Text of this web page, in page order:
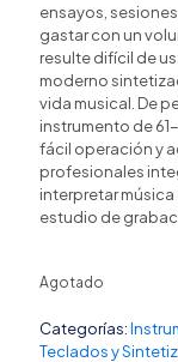
ensayos,
gastar con un
resulte difícil de
moderno
vida musical. De
instrumento de
fácil operación y
profesionales
interpretar música
estudio de
Agotado
Categorías:
Teclados y